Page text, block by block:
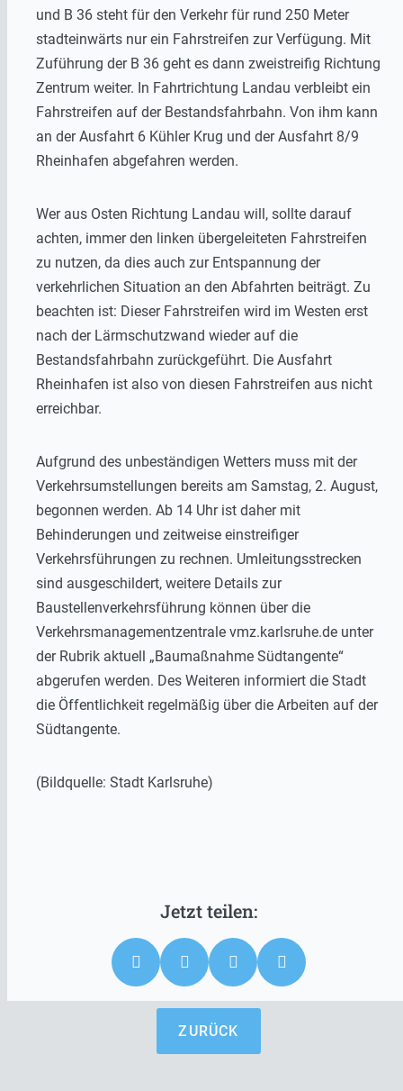
und B 36 steht für den Verkehr für rund 250 Meter
stadteinwärts nur ein Fahrstreifen zur Verfügung. Mit
Zuführung der B 36 geht es dann zweistreifig Richtung
Zentrum weiter. In Fahrtrichtung Landau verbleibt ein
Fahrstreifen auf der Bestandsfahrbahn. Von ihm kann
an der Ausfahrt 6 Kühler Krug und der Ausfahrt 8/9
Rheinhafen abgefahren werden.
Wer aus Osten Richtung Landau will, sollte darauf
achten, immer den linken übergeleiteten Fahrstreifen
zu nutzen, da dies auch zur Entspannung der
verkehrlichen Situation an den Abfahrten beiträgt. Zu
beachten ist: Dieser Fahrstreifen wird im Westen erst
nach der Lärmschutzwand wieder auf die
Bestandsfahrbahn zurückgeführt. Die Ausfahrt
Rheinhafen ist also von diesen Fahrstreifen aus nicht
erreichbar.
Aufgrund des unbeständigen Wetters muss mit der
Verkehrsumstellungen bereits am Samstag, 2. August,
begonnen werden. Ab 14 Uhr ist daher mit
Behinderungen und zeitweise einstreifiger
Verkehrsführungen zu rechnen. Umleitungsstrecken
sind ausgeschildert, weitere Details zur
Baustellenverkehrsführung können über die
Verkehrsmanagementzentrale vmz.karlsruhe.de unter
der Rubrik aktuell „Baumaßnahme Südtangente“
abgerufen werden. Des Weiteren informiert die Stadt
die Öffentlichkeit regelmäßig über die Arbeiten auf der
Südtangente.
(Bildquelle: Stadt Karlsruhe)
ZURÜCK